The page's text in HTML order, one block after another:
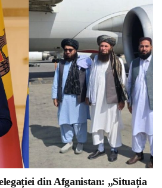
din Afganistan: „Situația